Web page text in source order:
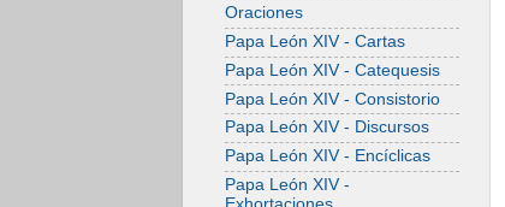
Oraciones
Papa León XIV - Cartas
Papa León XIV - Catequesis
Papa León XIV - Consistorio
Papa León XIV - Discursos
Papa León XIV - Encíclicas
Papa León XIV -